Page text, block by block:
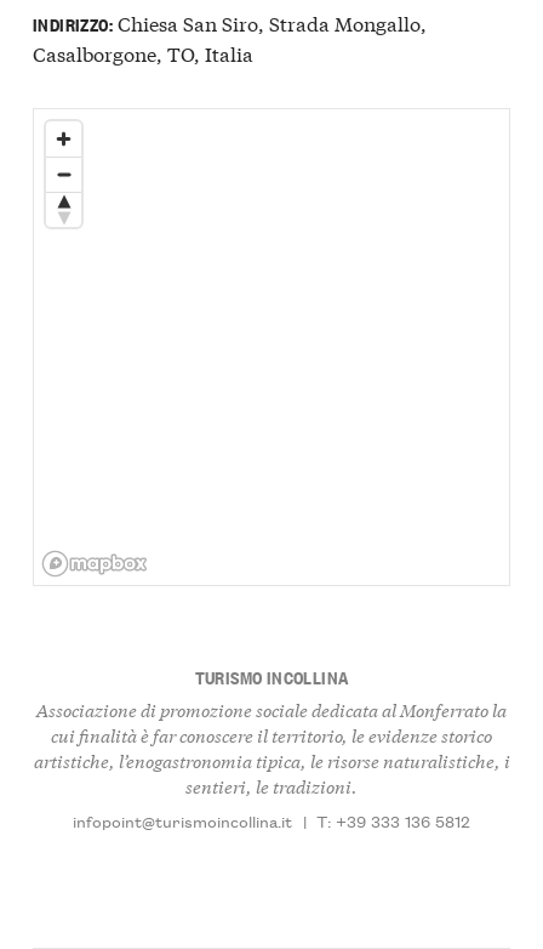
INDIRIZZO:Chiesa San Siro, Strada Mongallo,
Casalborgone, TO, Italia
TURISMO INCOLLINA
Associazione di promozione sociale dedicata al Monferrato la
cui finalità è far conoscere il territorio, le evidenze storico
artistiche, l’enogastronomia tipica, le risorse naturalistiche, i
sentieri, le tradizioni.
infopoint@turismoincollina.it | T: +39 333 136 5812